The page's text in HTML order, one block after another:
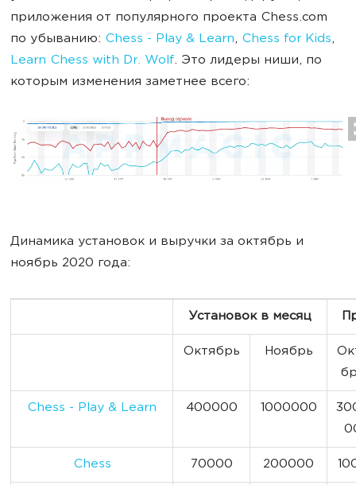
приложения от популярного проекта Chess.com
по убыванию: Chess - Play & Learn, Chess for Kids,
Learn Chess with Dr. Wolf. Это лидеры ниши, по
которым изменения заметнее всего:
Динамика установок и выручки за октябрь и
ноябрь 2020 года:
Установок в месяц
Октябрь Ноябрь
Chess - Play & Learn 400000 1000000
Chess 70000 200000